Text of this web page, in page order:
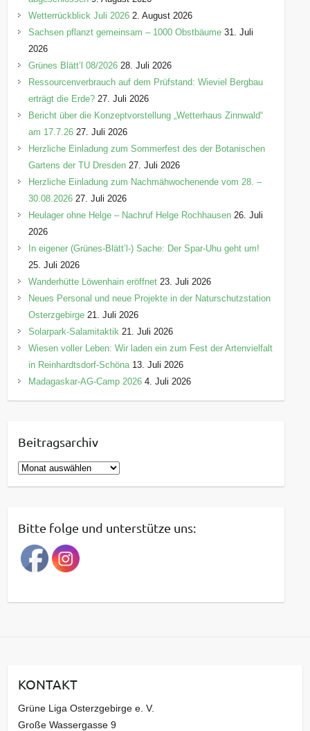
i
e
Wetterrückblick Juli 2026 2. August 2026
Sachsen pflanzt gemeinsam – 1000 Obstbäume 31. Juli
2026
Grünes Blätt’l 08/2026 28. Juli 2026
Ressourcenverbrauch auf dem Prüfstand: Wieviel Bergbau
erträgt die Erde? 27. Juli 2026
Bericht über die Konzeptvorstellung „Wetterhaus Zinnwald“
am 17.7.26 27. Juli 2026
Herzliche Einladung zum Sommerfest des der Botanischen
Gartens der TU Dresden 27. Juli 2026
Herzliche Einladung zum Nachmähwochenende vom 28. –
30.08.2026 27. Juli 2026
Heulager ohne Helge – Nachruf Helge Rochhausen 26. Juli
2026
In eigener (Grünes-Blätt’l-) Sache: Der Spar-Uhu geht um!
25. Juli 2026
Wanderhütte Löwenhain eröffnet 23. Juli 2026
Neues Personal und neue Projekte in der Naturschutzstation
Osterzgebirge 21. Juli 2026
Solarpark-Salamitaktik 21. Juli 2026
Wiesen voller Leben: Wir laden ein zum Fest der Artenvielfalt
in Reinhardtsdorf-Schöna 13. Juli 2026
Madagaskar-AG-Camp 2026 4. Juli 2026
Beitragsarchiv
B
e
r
a
g
a
v
Bitte folge und unterstütze uns:
KONTAKT
Grüne Liga Osterzgebirge e. V.
Große Wassergasse 9